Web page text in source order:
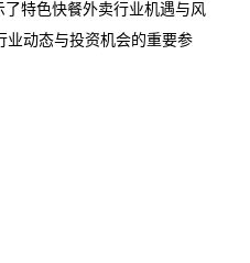
特色快餐外卖行业机遇与风
业动态与投资机会的重要参